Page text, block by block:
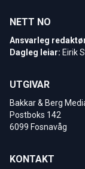
NETT NO
Ansvarleg
Dagleg leiar: Eirik
UTGIVAR
Bakkar & Berg
Postboks 142
6099 Fosnavåg
KONTAKT